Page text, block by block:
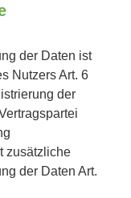
der Daten ist
Nutzers Art. 6
der
zusätzliche
der Daten Art.